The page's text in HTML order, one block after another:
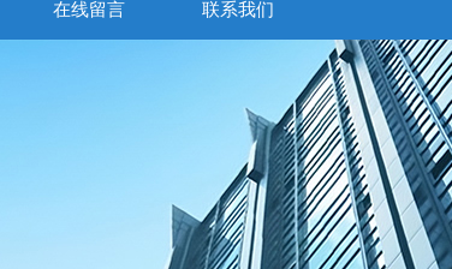
在线留言 联系我们